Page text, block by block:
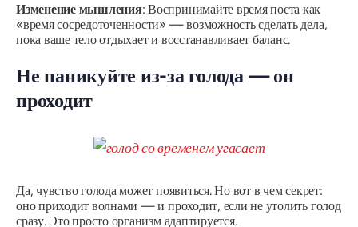
Изменение мышления: Воспринимайте время поста как
«время сосредоточенности» — возможность сделать дела,
пока ваше тело отдыхает и восстанавливает баланс.
Не паникуйте из-за голода — он
проходит
Да, чувство голода может появиться. Но вот в чем секрет:
оно приходит волнами — и проходит, если не утолить голод
сразу. Это просто организм адаптируется.